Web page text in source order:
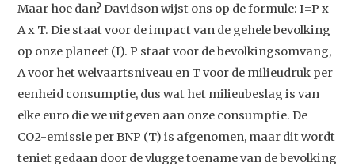
Maar hoe dan? Davidson wijst ons op de formule: I=P x
A x T. Die staat voor de impact van de gehele bevolking
op onze planeet (I). P staat voor de bevolkingsomvang,
A voor het welvaartsniveau en T voor de milieudruk per
eenheid consumptie, dus wat het milieubeslag is van
elke euro die we uitgeven aan onze consumptie. De
CO2-emissie per BNP (T) is afgenomen, maar dit wordt
teniet gedaan door de vlugge toename van de bevolking